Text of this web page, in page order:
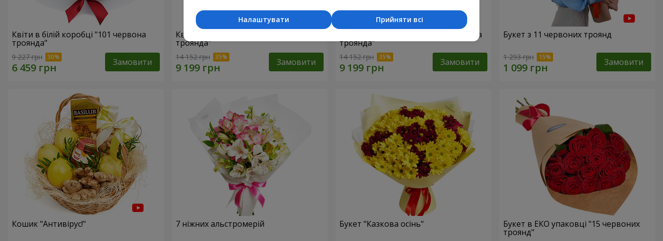
Квіти в білій коробці "101 червона
троянда"
9 227 грн Замовити
Квіти в білій коробці "151 червона
троянда"
14 152 грн Замовити
Квіти в чорній коробці "151 червона
троянда"
14 152 грн Замовити
Букет з 11 червоних троянд
1 293 грн Замовити
Кошик "Антивірус!" 7 ніжних альстромерій Букет "Казкова осінь" Букет в ЕКО упаковці "15 червоних
троянд"
Прийняти всі
Налаштувати